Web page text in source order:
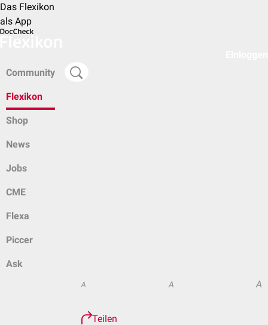
Das Flexikon
als App
Community
Flexikon
Shop
News
Jobs
CME
Flexa
Piccer
Ask
A A A
Teilen